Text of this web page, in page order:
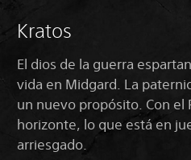
Kratos
El dios de la guerra
vida en Midgard. La
un nuevo propósito. Con el
horizonte, lo que está en
arriesgado.